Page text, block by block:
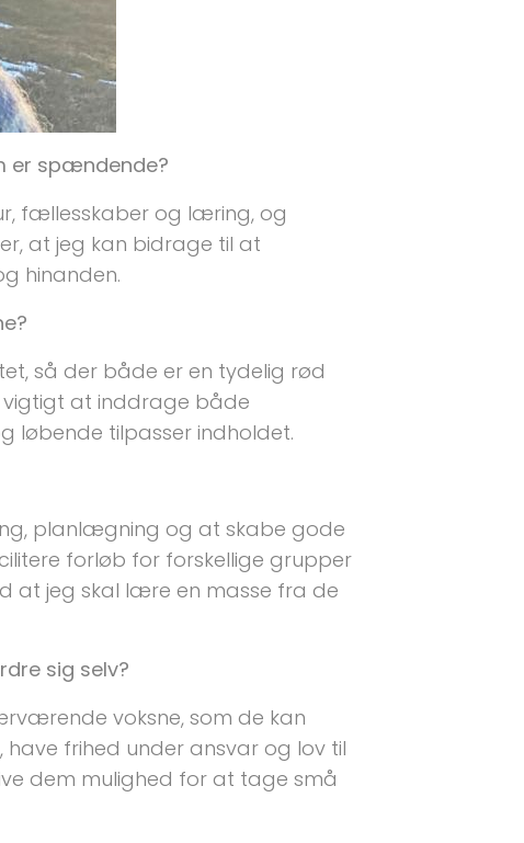
er spændende?
fællesskaber og læring, og
at jeg kan bidrage til at
hinanden.
så der både er en tydelig rød
vigtigt at inddrage både
løbende tilpasser indholdet.
planlægning og at skabe gode
forløb for forskellige grupper
at jeg skal lære en masse fra de
sig selv?
voksne, som de kan
frihed under ansvar og lov til
dem mulighed for at tage små